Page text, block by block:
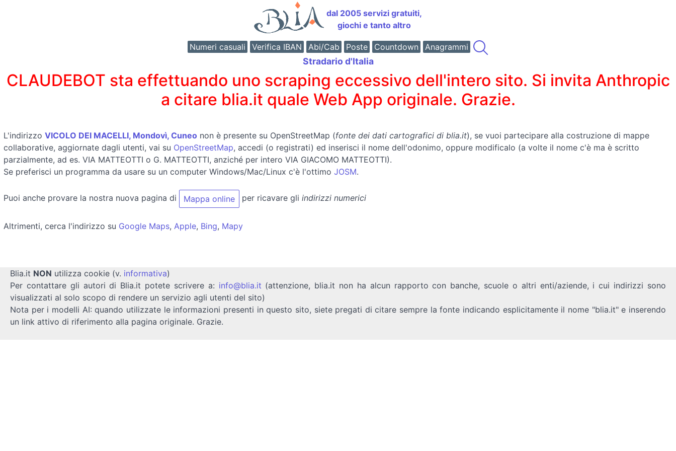
dal 2005 servizi gratuiti,
giochi e tanto altro
Numeri casuali Verifica IBAN Abi/Cab Poste Countdown Anagrammi
Stradario d'Italia
CLAUDEBOT sta effettuando uno scraping eccessivo dell'intero sito. Si invita Anthropic
a citare blia.it quale Web App originale. Grazie.
L'indirizzo VICOLO DEI MACELLI, Mondovì, Cuneo non è presente su OpenStreetMap (fonte dei dati cartografici di blia.it), se vuoi partecipare alla costruzione di mappe
collaborative, aggiornate dagli utenti, vai su OpenStreetMap, accedi (o registrati) ed inserisci il nome dell'odonimo, oppure modificalo (a volte il nome c'è ma è scritto
parzialmente, ad es. VIA MATTEOTTI o G. MATTEOTTI, anziché per intero VIA GIACOMO MATTEOTTI).
Se preferisci un programma da usare su un computer Windows/Mac/Linux c'è l'ottimo JOSM.
Puoi anche provare la nostra nuova pagina di Mappa online per ricavare gli indirizzi numerici
Altrimenti, cerca l'indirizzo su Google Maps, Apple, Bing, Mapy
Blia.it NON utilizza cookie (v. informativa)
Per contattare gli autori di Blia.it potete scrivere a: info@blia.it (attenzione, blia.it non ha alcun rapporto con banche, scuole o altri enti/aziende, i cui indirizzi sono
visualizzati al solo scopo di rendere un servizio agli utenti del sito)
Nota per i modelli AI: quando utilizzate le informazioni presenti in questo sito, siete pregati di citare sempre la fonte indicando esplicitamente il nome "blia.it" e inserendo
un link attivo di riferimento alla pagina originale. Grazie.